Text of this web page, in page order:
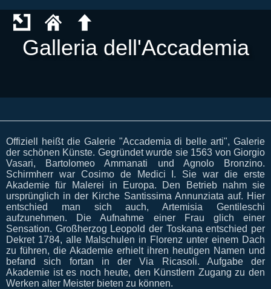
Galleria dell'Accademia
Offiziell heißt die Galerie "Accademia di belle arti", Galerie
der schönen Künste. Gegründet wurde sie 1563 von Giorgio
Vasari, Bartolomeo Ammanati und Agnolo Bronzino.
Schirmherr war Cosimo de Medici I. Sie war die erste
Akademie für Malerei in Europa. Den Betrieb nahm sie
ursprünglich in der Kirche Santissima Annunziata auf. Hier
entschied man sich auch, Artemisia Gentileschi
aufzunehmen. Die Aufnahme einer Frau glich einer
Sensation. Großherzog Leopold der Toskana entschied per
Dekret 1784, alle Malschulen in Florenz unter einem Dach
zu führen, die Akademie erhielt ihren heutigen Namen und
befand sich fortan in der Via Ricasoli. Aufgabe der
Akademie ist es noch heute, den Künstlern Zugang zu den
Werken alter Meister bieten zu können.